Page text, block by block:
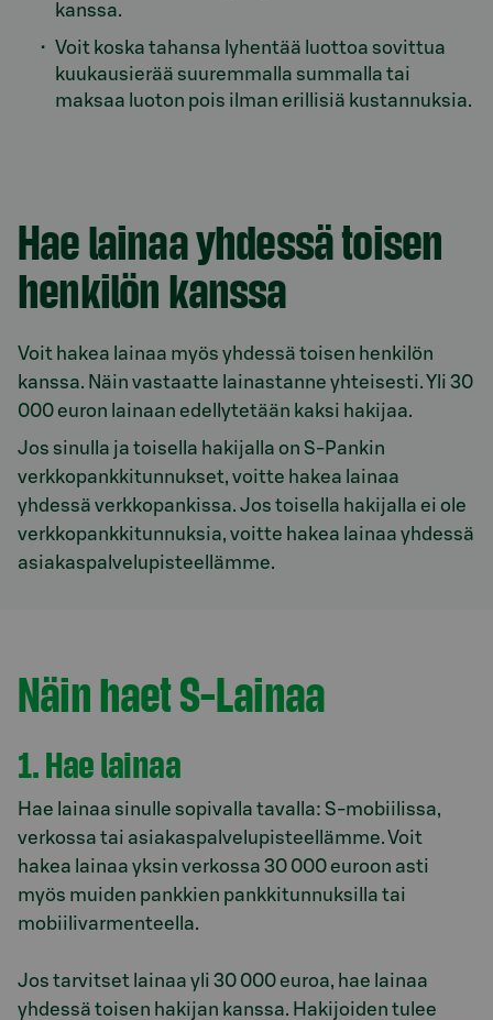
kanssa.
Voit koska tahansa lyhentää luottoa sovittua
kuukausierää suuremmalla summalla tai
maksaa luoton pois ilman erillisiä kustannuksia.
Hae lainaa yhdessä toisen
henkilön kanssa
Voit hakea lainaa myös yhdessä toisen henkilön
kanssa. Näin vastaatte lainastanne yhteisesti. Yli 30
000 euron lainaan edellytetään kaksi hakijaa.
Jos sinulla ja toisella hakijalla on S-Pankin
verkkopankkitunnukset, voitte hakea lainaa
yhdessä verkkopankissa. Jos toisella hakijalla ei ole
verkkopankkitunnuksia, voitte hakea lainaa yhdessä
asiakaspalvelupisteellämme.
Näin haet S-Lainaa
1. Hae lainaa
Hae lainaa sinulle sopivalla tavalla: S-mobiilissa,
verkossa tai asiakaspalvelupisteellämme. Voit
hakea lainaa yksin verkossa 30 000 euroon asti
myös muiden pankkien pankkitunnuksilla tai
mobiilivarmenteella.
Jos tarvitset lainaa yli 30 000 euroa, hae lainaa
yhdessä toisen hakijan kanssa. Hakijoiden tulee